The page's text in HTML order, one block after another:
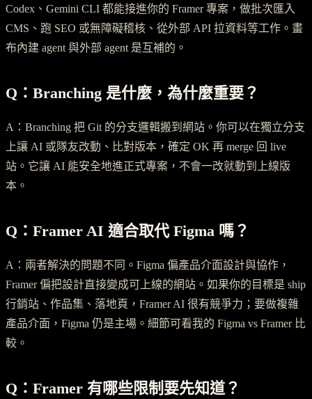
Codex、Gemini CLI 都能接進你的 Framer 專案，做批次匯入
CMS、跑 SEO 或無障礙稽核、從外部 API 拉資料等工作。畫
布內建 agent 與外部 agent 是互補的。
Q：Branching 是什麼，為什麼重要？
A：Branching 把 Git 的分支邏輯搬到網站。你可以在獨立分支
上讓 AI 或隊友改動、比對版本，確定 OK 再 merge 回 live
站。它讓 AI 能安全地進正式專案，不會一改就動到上線版
本。
Q：Framer AI 適合取代 Figma 嗎？
A：兩者解決的問題不同。Figma 偏產品介面設計與協作，
Framer 偏把設計直接變成可上線的網站。如果你的目標是 ship
行銷站、作品集、落地頁，Framer AI 很有競爭力；要做複雜
產品介面，Figma 仍是主場。細節可看我的 Figma vs Framer 比
較。
Q：Framer 有哪些限制要先知道？